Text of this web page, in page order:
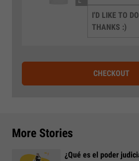
I'D LIKE TO
THANKS :)
CHECKOUT
More Stories
¿Qué es el poder